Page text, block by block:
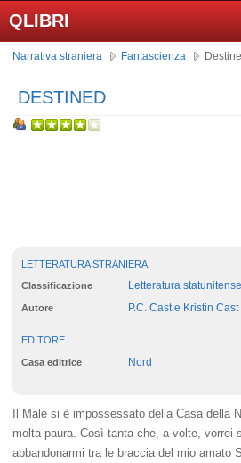
QLIBRI
Narrativa straniera Fantascienza
DESTINED
LETTERATURA STRANIERA
Classificazione Letteratura statunitense
Autore P.C. Cast e Kristin Cast
EDITORE
Casa editrice Nord
Il Male si è impossessato della Casa della
molta paura. Così tanta che, a volte, vorrei
abbandonarmi tra le braccia del mio amato